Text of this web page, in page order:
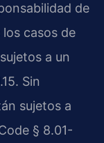
de
casos de
a un
Sin
sujetos a
§ 8.01-